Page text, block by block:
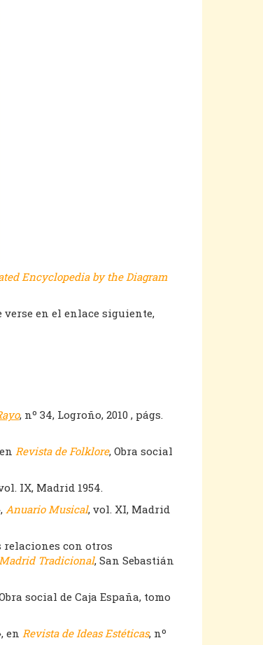
Encyclopedia by the Diagram
verse en el enlace siguiente,
, nº 34, Logroño, 2010 , págs.
Revista de Folklore, Obra social
IX, Madrid 1954.
Anuario Musical, vol. XI, Madrid
relaciones con otros
Tradicional, San Sebastián
social de Caja España, tomo
en Revista de Ideas Estéticas, nº